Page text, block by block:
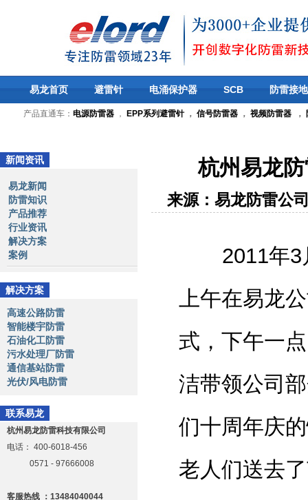
易龙首页 避雷针 电涌保护器 SCB 防雷接地
产品直通车： 电源防雷器 ， EPP系列避雷针， 信号防雷器 ， 视频防雷器 ，
新闻资讯
易龙新闻
防雷知识
产品推荐
行业资讯
解决方案
案例
解决方案
高速公路防雷
智能楼宇防雷
石油化工防雷
污水处理厂防雷
通信基站防雷
光伏/风电防雷
联系易龙
杭州易龙防雷科技有限公司
电话： 400-6018-456
0571 - 97666008
客服热线 ：13484040044
杭州易龙
来源：易龙防雷公
2011年3
上午在易龙
式，下午一
洁带领公司
们十周年庆
老人们送去